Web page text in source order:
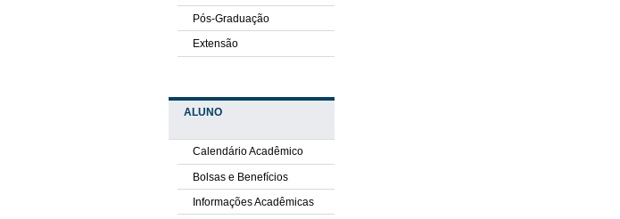
Pós-Graduação
Extensão
ALUNO
Calendário Acadêmico
Bolsas e Benefícios
Informações Acadêmicas